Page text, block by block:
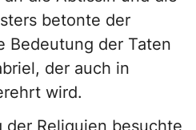
betonte der
Bedeutung der Taten
der auch in
wird.
der Reliquien besuchte